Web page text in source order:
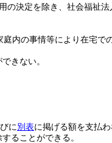
の決定を除き、社会福祉法
内の事情等により在宅で
きない。
に別表に掲げる額を支払わ
ることができる。